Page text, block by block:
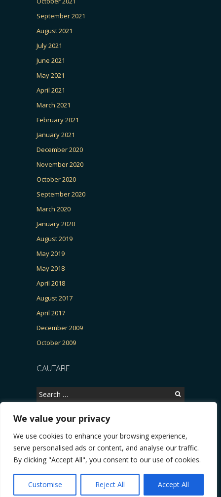
We value your privacy
We use cookies to enhance your browsing experience,
serve personalised ads or content, and analyse our traffic.
By clicking "Accept All", you consent to our use of cookies.
Customise Reject All Accept All
September 2021
August 2021
July 2021
June 2021
May 2021
April 2021
March 2021
February 2021
January 2021
December 2020
November 2020
October 2020
September 2020
March 2020
January 2020
August 2019
May 2019
May 2018
April 2018
August 2017
April 2017
December 2009
October 2009
CAUTARE
Search
for:
Copyright © 2026, CERTITUDINEA.
și presa
* VIDEO. Viata lui Eminescu (Necenzurat). Episodul 4:
Themes